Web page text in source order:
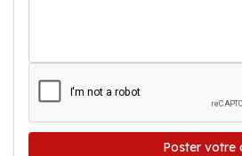
Poster votre